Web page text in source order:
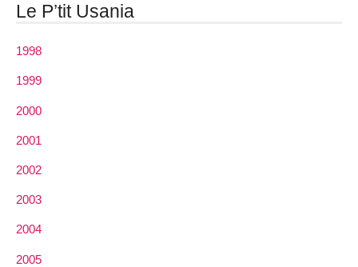
Le P’tit Usania
1998
1999
2000
2001
2002
2003
2004
2005